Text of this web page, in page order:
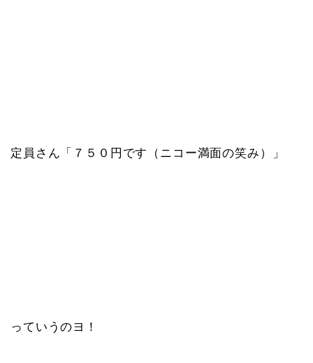
定員さん「７５０円です（ニコー満面の笑み）」
っていうのヨ！